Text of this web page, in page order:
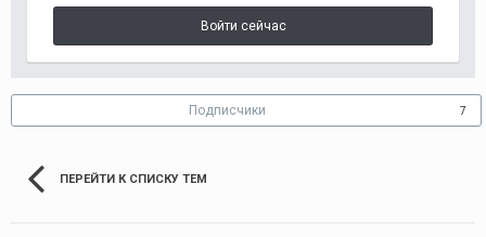
Войти сейчас
Подписчики 7
ПЕРЕЙТИ К СПИСКУ ТЕМ